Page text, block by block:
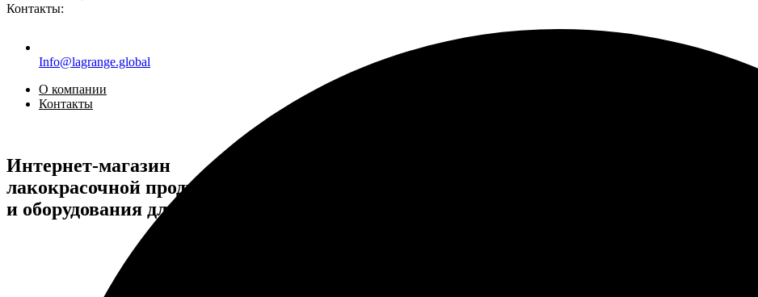
Info@lagrange.global
О компании
Контакты
Интернет-магазин
лакокрасочной продукции
и оборудования для покраски
Контакты: